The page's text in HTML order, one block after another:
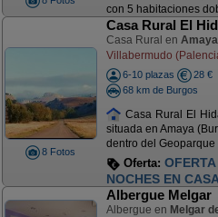
con 5 habitaciones
8 Fotos
Casa Rural El
Casa Rural en Amaya
Villabermudo
6-10 plazas
28 €
68 km de Burgos
Casa Rural El
situada en Amaya
dentro del Geoparque
Oferta:
NOCHES EN
Albergue Melgar
Albergue en Melgar